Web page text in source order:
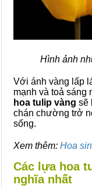
Hình ảnh
Với ánh vàng lấp
mạnh và toả sáng
hoa tulip vàng sẽ
chán chường trở
sống.
Xem thêm: Hoa
Các lựa hoa
nghĩa nhất